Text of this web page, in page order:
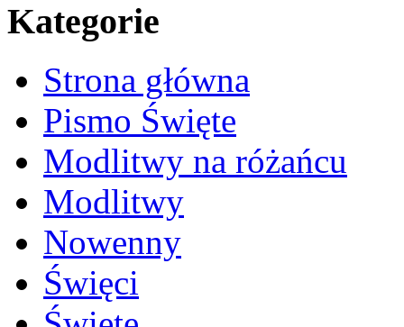
Kategorie
Strona główna
Pismo Święte
Modlitwy na różańcu
Modlitwy
Nowenny
Święci